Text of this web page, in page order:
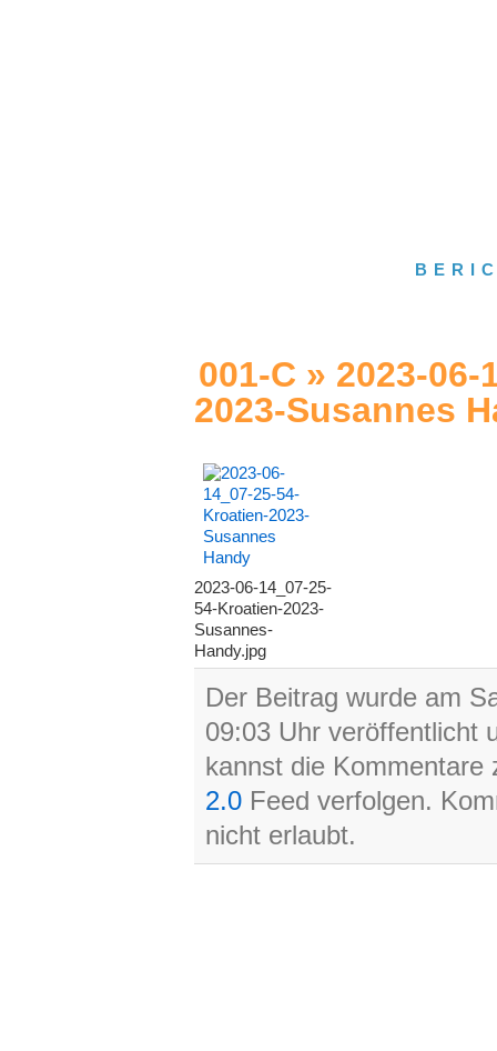
001-C » 2023-06-
2023-Susannes
2023-06-14_07-25-
54-Kroatien-2023-
Susannes-
Handy.jpg
Der Beitrag wurde am
09:03 Uhr veröffentlicht
kannst die
2.0 Feed verfolgen.
nicht erlaubt.